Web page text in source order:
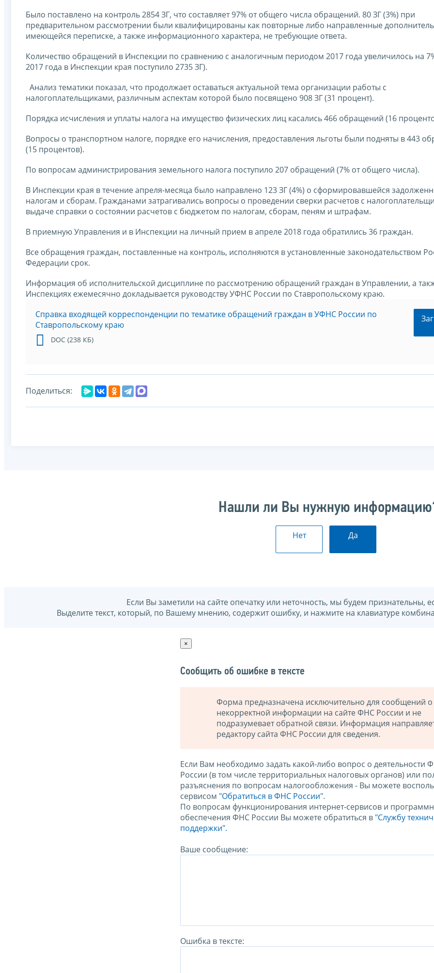
Было поставлено на контроль 2854 ЗГ, что составляет 97% от общего числа обращений. 80 ЗГ (3%) при
предварительном рассмотрении были квалифицированы как повторные либо направленные
имеющейся переписке, а также информационного характера, не требующие ответа.
Количество обращений в Инспекции по сравнению с аналогичным периодом 2017 года увеличилось на
2017 года в Инспекции края поступило 2735 ЗГ).
Анализ тематики показал, что продолжает оставаться актуальной тема организации работы с
налогоплательщиками, различным аспектам которой было посвящено 908 ЗГ (31 процент).
Порядка исчисления и уплаты налога на имущество физических лиц касались 466 обращений (16
Вопросы о транспортном налоге, порядке его начисления, предоставления льготы были подняты в 443
(15 процентов).
По вопросам администрирования земельного налога поступило 207 обращений (7% от общего числа).
В Инспекции края в течение апреля-месяца было направлено 123 ЗГ (4%) о сформировавшейся
налогам и сборам. Гражданами затрагивались вопросы о проведении сверки расчетов с
выдаче справки о состоянии расчетов с бюджетом по налогам, сборам, пеням и штрафам.
В приемную Управления и в Инспекции на личный прием в апреле 2018 года обратились 36 граждан.
Все обращения граждан, поставленные на контроль, исполняются в установленные законодательством
Федерации срок.
Информация об исполнительской дисциплине по рассмотрению обращений граждан в Управлении, а
Инспекциях ежемесячно докладывается руководству УФНС России по Ставропольскому краю.
Справка входящей корреспонденции по тематике обращений граждан в УФНС России по
Ставропольскому краю
DOC (238 КБ)
Поделиться:
Нашли ли Вы нужную
Нет Да
Если Вы заметили на сайте опечатку или неточность, мы будем признательны,
Выделите текст, который, по Вашему мнению, содержит ошибку, и нажмите на клавиатуре
×
Сообщить об ошибке в тексте
Форма предназначена исключительно для сообщений о
некорректной информации на сайте ФНС России и не
подразумевает обратной связи. Информация
редактору сайта ФНС России для сведения.
Если Вам необходимо задать какой-либо вопрос о деятельности
России (в том числе территориальных налоговых органов) или
разъяснения по вопросам налогообложения - Вы можете
сервисом "Обратиться в ФНС России".
По вопросам функционирования интернет-сервисов и
обеспечения ФНС России Вы можете обратиться в "Службу
поддержки".
Ваше сообщение:
Ошибка в тексте: